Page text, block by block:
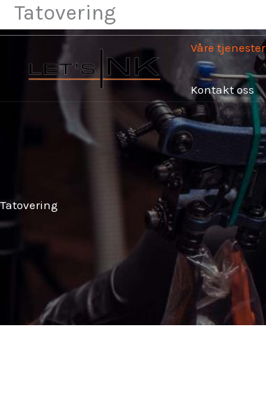
Hopp
rett
innholdet
Våre tjenester
Kontakt oss
Tatovering
Tatovering